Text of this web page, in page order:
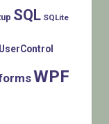
SQL SQLite
UserControl
WPF